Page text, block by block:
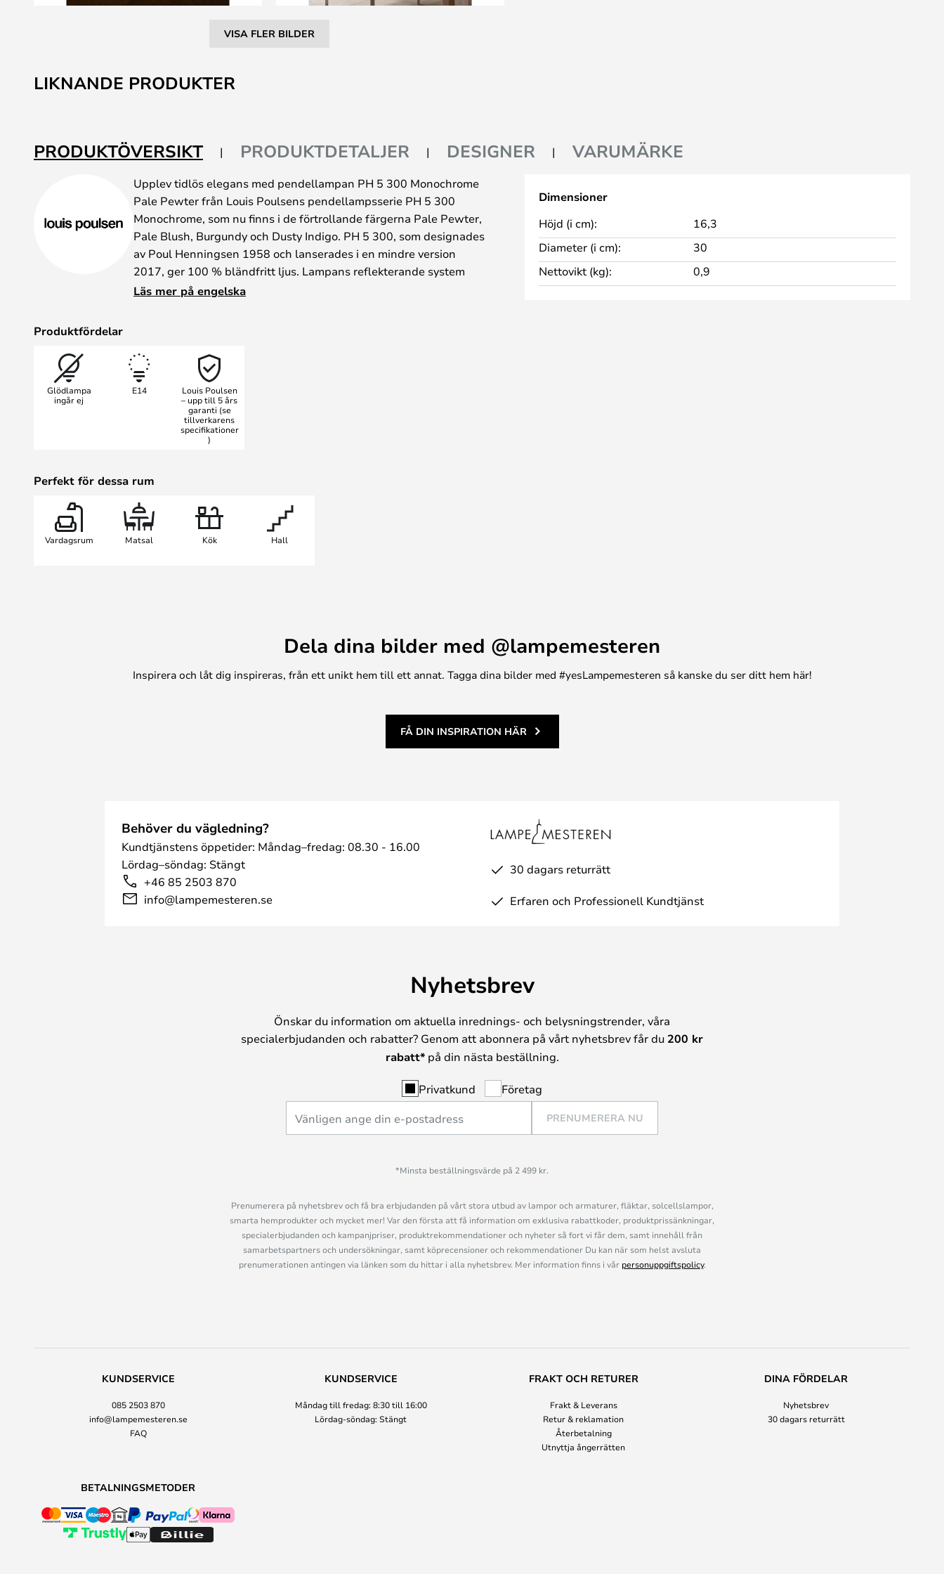
VISA FLER BILDER
till
början
LIKNANDE PRODUKTER
PRODUKTÖVERSIKT PRODUKTDETALJER DESIGNER VARUMÄRKE
Upplev tidlös elegans med pendellampan PH 5 300 Monochrome
Pale Pewter från Louis Poulsens pendellampsserie PH 5 300
Monochrome, som nu finns i de förtrollande färgerna Pale Pewter,
Pale Blush, Burgundy och Dusty Indigo. PH 5 300, som designades
av Poul Henningsen 1958 och lanserades i en mindre version
2017, ger 100 % bländfritt ljus. Lampans reflekterande system
med tre skärmar riktar ljuset nedåt samtidigt som det själv lyser,
glödlampor. Denna pendellampa är idealisk för moderna interiörer,
där den med sin diameter på 30 cm passar perfekt i mindre rum.
Det bländfria, nedåtriktade ljuset från PH 5 300 i kombination med
dess eleganta, monokroma färgpalett ger varje hem en raffinerad
estetik. Oavsett vilken färg du väljer tillför PH 5 300 både
funktionalitet och skönhet till rummet och skapar en mysig
Läs mer på engelska
Produktfördelar
Glödlampa
ingår ej
E14
Louis Poulsen
– upp till 5 års
garanti (se
tillverkarens
specifikationer
)
Perfekt för dessa rum
Vardagsrum Matsal Kök Hall
Dimensioner
Höjd (i cm):
16,3
Diameter (i cm):
30
Nettovikt (kg):
0,9
Dela dina bilder med @lampemesteren
Inspirera och låt dig inspireras, från ett unikt hem till ett annat. Tagga dina bilder med #yesLampemesteren så kanske du ser ditt hem här!
FÅ DIN INSPIRATION HÄR
Behöver du vägledning?
Kundtjänstens öppetider: Måndag–fredag: 08.30 - 16.00
Lördag–söndag: Stängt
+46 85 2503 870
info@lampemesteren.se
30 dagars returrätt
Erfaren och Professionell Kundtjänst
Nyhetsbrev
Önskar du information om aktuella inrednings- och belysningstrender, våra
specialerbjudanden och rabatter? Genom att abonnera på vårt nyhetsbrev får du 200 kr
rabatt*på din nästa beställning.
Privatkund Företag
PRENUMERERA NU
*Minsta beställningsvärde på 2 499 kr.
Prenumerera på nyhetsbrev och få bra erbjudanden på vårt stora utbud av lampor och armaturer, fläktar, solcellslampor,
smarta hemprodukter och mycket mer! Var den första att få information om exklusiva rabattkoder, produktprissänkningar,
specialerbjudanden och kampanjpriser, produktrekommendationer och nyheter så fort vi får dem, samt innehåll från
samarbetspartners och undersökningar, samt köprecensioner och rekommendationer Du kan när som helst avsluta
prenumerationen antingen via länken som du hittar i alla nyhetsbrev. Mer information finns i vår personuppgiftspolicy.
KUNDSERVICE
085 2503 870
info@lampemesteren.se
FAQ
KUNDSERVICE
Måndag till fredag: 8:30 till 16:00
Lördag-söndag: Stängt
FRAKT OCH RETURER
Frakt & Leverans
Retur & reklamation
Återbetalning
Utnyttja ångerrätten
DINA FÖRDELAR
Nyhetsbrev
30 dagars returrätt
BETALNINGSMETODER